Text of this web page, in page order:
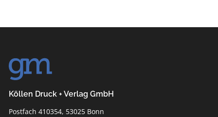
Köllen Druck + Verlag GmbH
Postfach 410354, 53025 Bonn